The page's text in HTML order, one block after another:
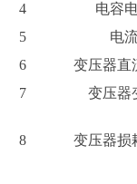
4
电容
5
电
6
变压器直
7
变压器
8 变压器损